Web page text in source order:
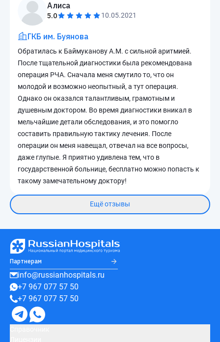
Алиса
5.0 10.05.2021
ГКБ им. Буянова
Обратилась к Баймуканову А.М. с сильной аритмией.
После тщательной диагностики была рекомендована
операция РЧА. Сначала меня смутило то, что он
молодой и возможно неопытный, а тут операция.
Однако он оказался талантливым, грамотным и
душевным доктором. Во время диагностики вникал в
мельчайшие детали обследования, и это помогло
составить правильную тактику лечения. После
операции он меня навещал, отвечал на все вопросы,
даже глупые. Я приятно удивлена тем, что в
государственной больнице, бесплатно можно попасть к
такому замечательному доктору!
Ещё отзывы
Партнерам
info@russianhospitals.ru
+7 967 077 57 50
+7 967 077 57 50